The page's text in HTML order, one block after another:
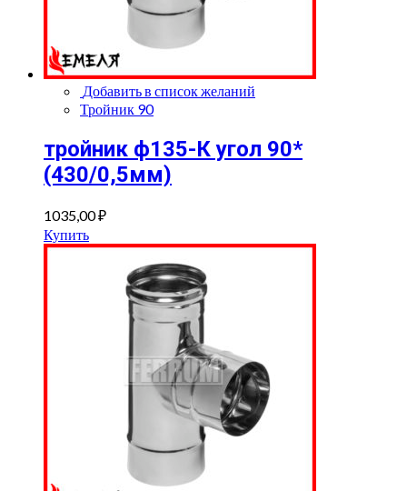
Добавить в список желаний
Тройник 90
тройник ф135-К угол 90*
(430/0,5мм)
1035,00₽
Купить